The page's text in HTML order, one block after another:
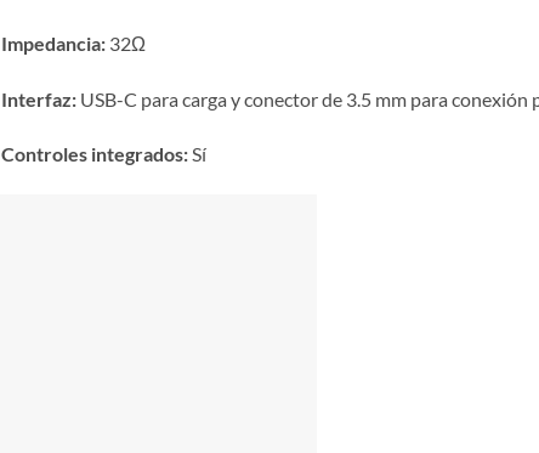
Impedancia: 32Ω
Interfaz: USB-C para carga y conector de 3.5 mm para conexión
Controles integrados:Sí